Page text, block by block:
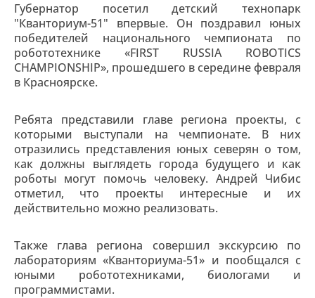
Губернатор посетил детский технопарк
"Кванториум-51" впервые. Он поздравил юных
победителей национального чемпионата по
робототехнике «FIRST RUSSIA ROBOTICS
CHAMPIONSHIP», прошедшего в середине февраля
в Красноярске.
Ребята представили главе региона проекты, с
которыми выступали на чемпионате. В них
отразились представления юных северян о том,
как должны выглядеть города будущего и как
роботы могут помочь человеку. Андрей Чибис
отметил, что проекты интересные и их
действительно можно реализовать.
Также глава региона совершил экскурсию по
лабораториям «Кванториума-51» и пообщался с
юными робототехниками, биологами и
программистами.